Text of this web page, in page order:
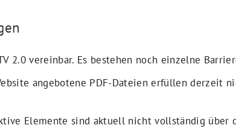
2.0 vereinbar. Es bestehen noch einzelne
angebotene PDF-Dateien erfüllen derzeit
Elemente sind aktuell nicht vollständig über